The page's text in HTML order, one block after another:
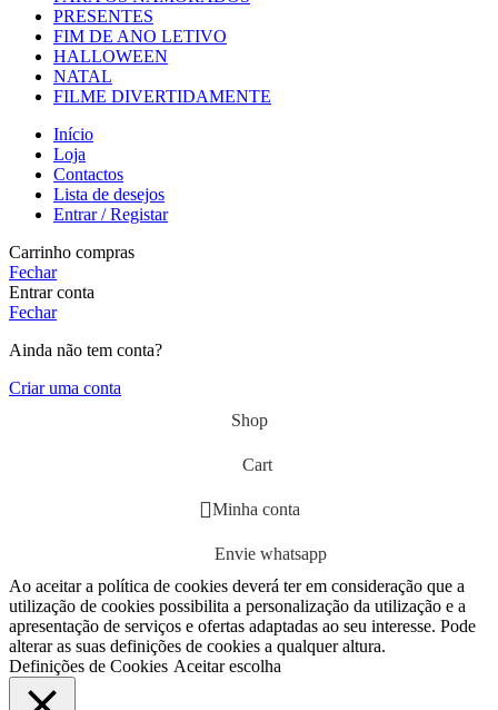
PRESENTES
FIM DE ANO LETIVO
HALLOWEEN
NATAL
FILME DIVERTIDAMENTE
Início
Loja
Contactos
Lista de desejos
Entrar / Registar
Carrinho compras
Fechar
Entrar conta
Fechar
Ainda não tem conta?
Criar uma conta
Shop
Cart
Minha conta
Envie whatsapp
Ao aceitar a política de cookies deverá ter em consideração que a
utilização de cookies possibilita a personalização da utilização e a
apresentação de serviços e ofertas adaptadas ao seu interesse. Pode
alterar as suas definições de cookies a qualquer altura.
Definições de Cookies Aceitar escolha